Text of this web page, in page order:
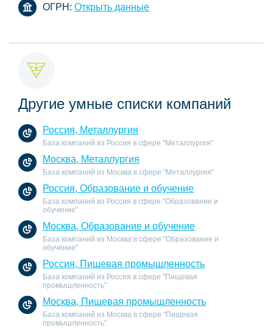
ОГРН: Открыть данные
Другие умные списки компаний
Россия, Металлургия
База компаний из Россия в сфере "Металлургия"
Москва, Металлургия
База компаний из Москва в сфере "Металлургия"
Россия, Образование и обучение
База компаний из Россия в сфере "Образование и
обучение"
Москва, Образование и обучение
База компаний из Москва в сфере "Образование и
обучение"
Россия, Пищевая промышленность
База компаний из Россия в сфере "Пищевая
промышленность"
Москва, Пищевая промышленность
База компаний из Москва в сфере "Пищевая
промышленность"